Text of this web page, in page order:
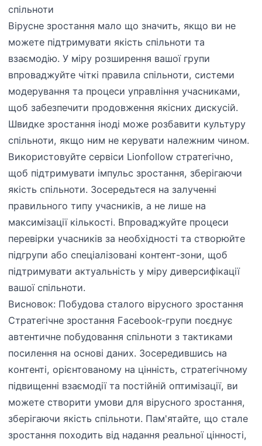
спільноти
Вірусне зростання мало що значить, якщо ви не
можете підтримувати якість спільноти та
взаємодію. У міру розширення вашої групи
впроваджуйте чіткі правила спільноти, системи
модерування та процеси управління учасниками,
щоб забезпечити продовження якісних дискусій.
Швидке зростання іноді може розбавити культуру
спільноти, якщо ним не керувати належним чином.
Використовуйте сервіси Lionfollow стратегічно,
щоб підтримувати імпульс зростання, зберігаючи
якість спільноти. Зосередьтеся на залученні
правильного типу учасників, а не лише на
максимізації кількості. Впроваджуйте процеси
перевірки учасників за необхідності та створюйте
підгрупи або спеціалізовані контент-зони, щоб
підтримувати актуальність у міру диверсифікації
вашої спільноти.
Висновок: Побудова сталого вірусного зростання
Стратегічне зростання Facebook-групи поєднує
автентичне побудовання спільноти з тактиками
посилення на основі даних. Зосередившись на
контенті, орієнтованому на цінність, стратегічному
підвищенні взаємодії та постійній оптимізації, ви
можете створити умови для вірусного зростання,
зберігаючи якість спільноти. Пам'ятайте, що стале
зростання походить від надання реальної цінності,